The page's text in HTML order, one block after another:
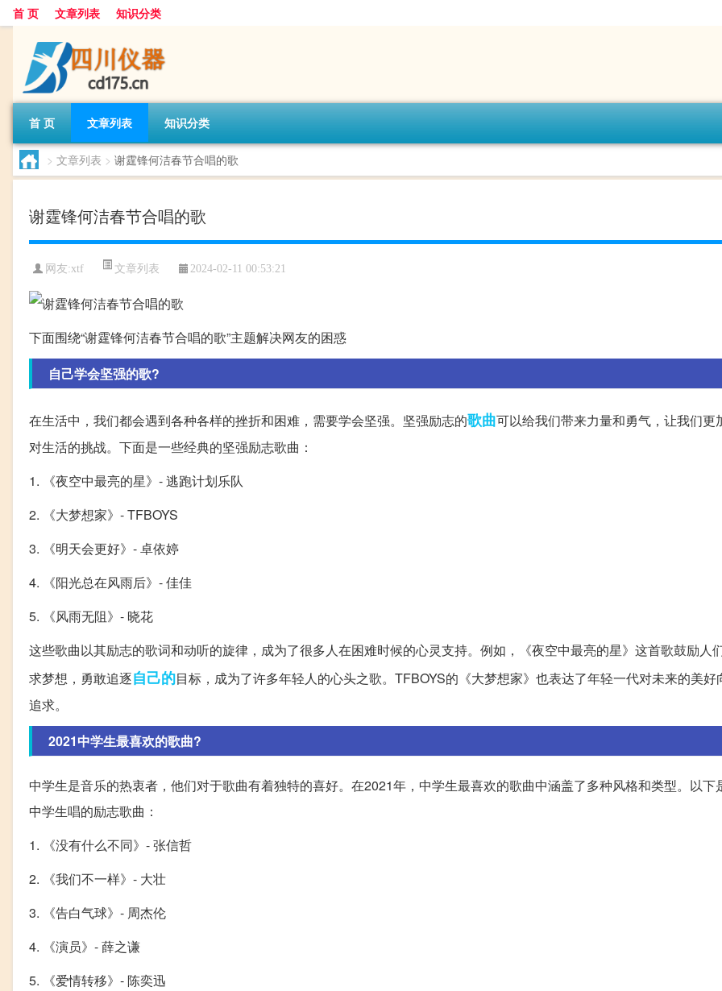
首 页 文章列表 知识分类
首 页 文章列表 知识分类
> 文章列表 > 谢霆锋何洁春节合唱的歌
谢霆锋何洁春节合唱的歌
网友:xtf 文章列表 2024-02-11 00:53:21
下面围绕“谢霆锋何洁春节合唱的歌”主题解决网友的困惑
自己学会坚强的歌?
在生活中，我们都会遇到各种各样的挫折和困难，需要学会坚强。坚强励志的歌曲可以给我们带来力量和勇气，让我们更
对生活的挑战。下面是一些经典的坚强励志歌曲：
1. 《夜空中最亮的星》- 逃跑计划乐队
2. 《大梦想家》- TFBOYS
3. 《明天会更好》- 卓依婷
4. 《阳光总在风雨后》- 佳佳
5. 《风雨无阻》- 晓花
这些歌曲以其励志的歌词和动听的旋律，成为了很多人在困难时候的心灵支持。例如，《夜空中最亮的星》这首歌鼓励人
求梦想，勇敢追逐自己的目标，成为了许多年轻人的心头之歌。TFBOYS的《大梦想家》也表达了年轻一代对未来的美好
追求。
2021中学生最喜欢的歌曲?
中学生是音乐的热衷者，他们对于歌曲有着独特的喜好。在2021年，中学生最喜欢的歌曲中涵盖了多种风格和类型。以下
中学生唱的励志歌曲：
1. 《没有什么不同》- 张信哲
2. 《我们不一样》- 大壮
3. 《告白气球》- 周杰伦
4. 《演员》- 薛之谦
5. 《爱情转移》- 陈奕迅